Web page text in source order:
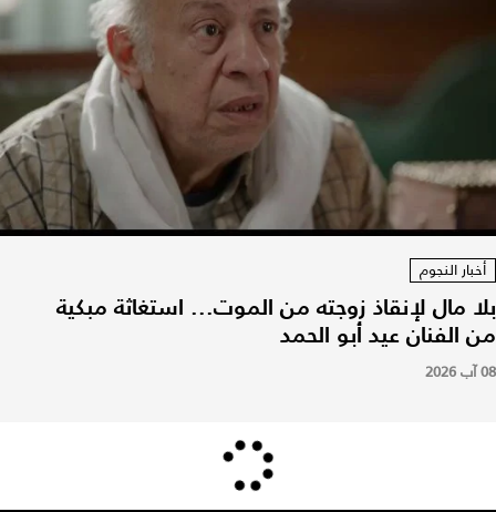
أخبار النجوم
بلا مال لإنقاذ زوجته من الموت... استغاثة مبكية
من الفنان عيد أبو الحمد
08 آب 2026